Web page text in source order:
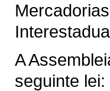
A
seguinte lei: